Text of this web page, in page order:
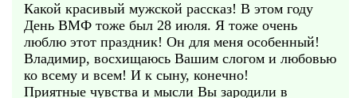
Какой красивый мужской рассказ! В этом году
День ВМФ тоже был 28 июля. Я тоже очень
люблю этот праздник! Он для меня особенный!
Владимир, восхищаюсь Вашим слогом и любовью
ко всему и всем! И к сыну, конечно!
Приятные чувства и мысли Вы зародили в